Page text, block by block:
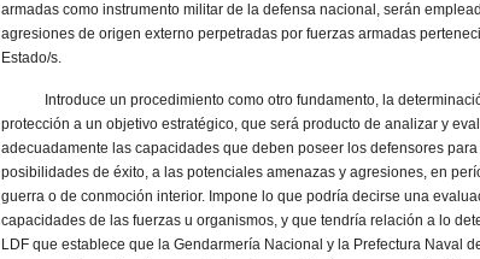
armadas como instrumento militar de la defensa nacional, serán
agresiones de origen externo perpetradas por fuerzas armadas
Estado/s.
Introduce un procedimiento como otro fundamento, la
protección a un objetivo estratégico, que será producto de analizar y
adecuadamente las capacidades que deben poseer los defensores para
posibilidades de éxito, a las potenciales amenazas y agresiones, en
guerra o de conmoción interior. Impone lo que podría decirse una
capacidades de las fuerzas u organismos, y que tendría relación a lo
LDF que establece que la Gendarmería Nacional y la Prefectura Naval